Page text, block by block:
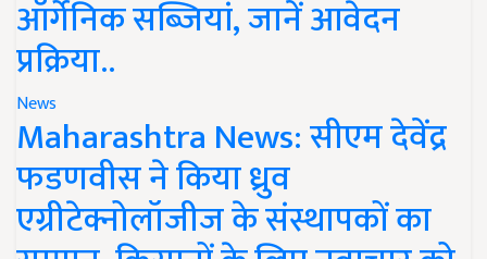
ऑर्गेनिक सब्जियां, जानें आवेदन
प्रक्रिया..
News
Maharashtra News: सीएम देवेंद्र
फडणवीस ने किया ध्रुव
एग्रीटेक्नोलॉजीज के संस्थापकों का